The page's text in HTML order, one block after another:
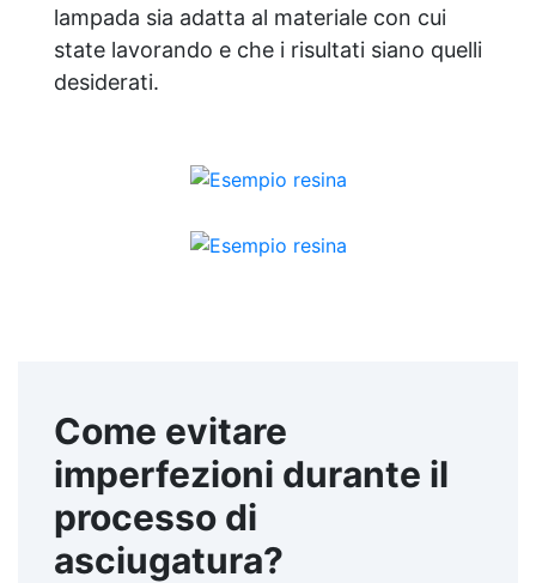
lampada sia adatta al materiale con cui
state lavorando e che i risultati siano quelli
desiderati.
Come evitare
imperfezioni durante il
processo di
asciugatura?